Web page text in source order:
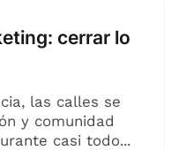
cerrar lo
las calles se
y comunidad
casi todo...